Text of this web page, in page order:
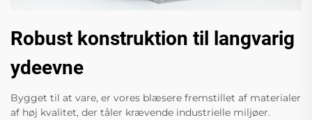
Robust konstruktion til langvarig
ydeevne
Bygget til at vare, er vores blæsere fremstillet af materialer
af høj kvalitet, der tåler krævende industrielle miljøer.